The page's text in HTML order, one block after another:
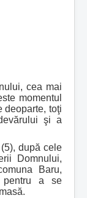
cea mai
momentul
deoparte, toţi
şi a
după cele
Domnului,
Baru,
pentru a se